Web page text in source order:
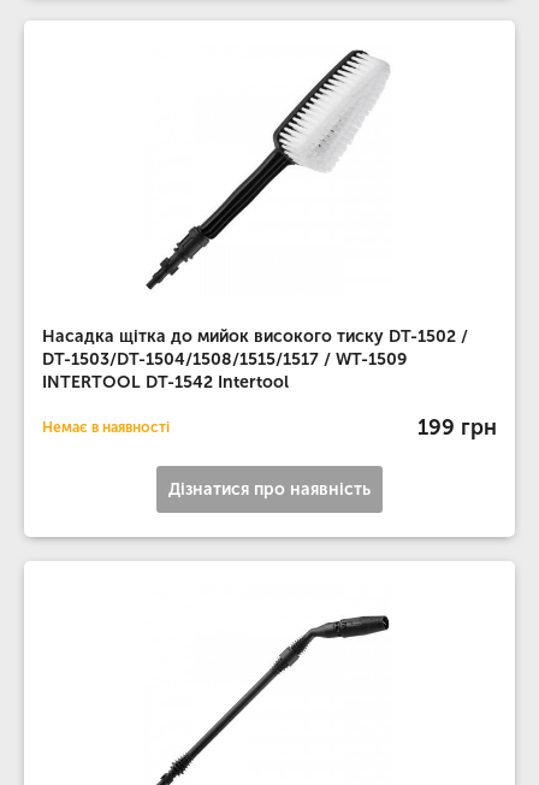
Насадка щітка до мийок високого тиску DT-1502 /
DT-1503/DT-1504/1508/1515/1517 / WT-1509
INTERTOOL DT-1542 Intertool
Немає в наявності 199 грн
Дізнатися про наявність